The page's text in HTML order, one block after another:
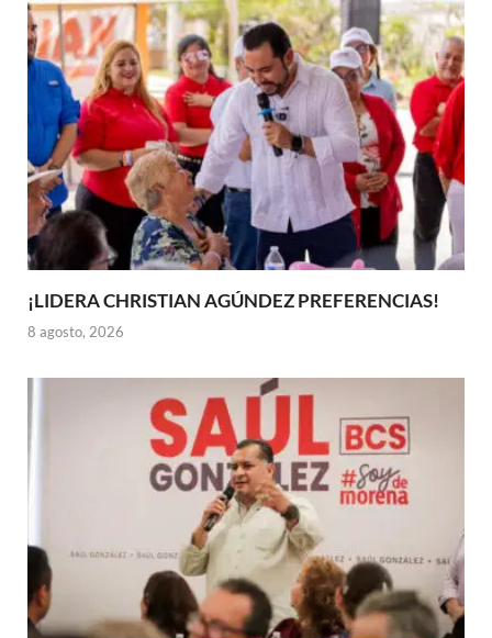
¡LIDERA CHRISTIAN AGÚNDEZ PREFERENCIAS!
8 agosto, 2026